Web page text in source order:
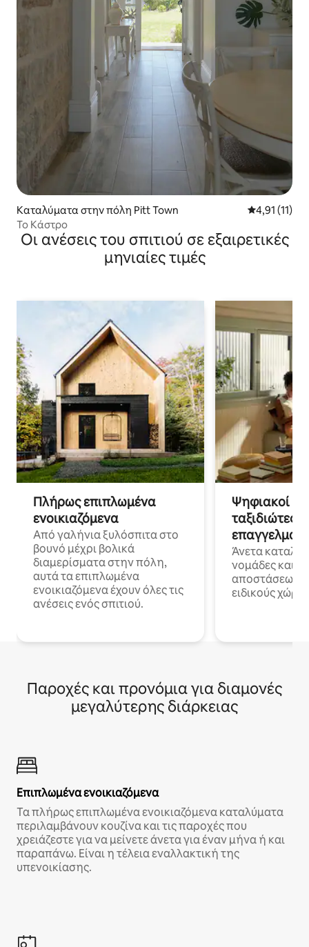
Καταλύματα στην πόλη Pitt Town Μέση
4,91 (11)
Το Κάστρο
Οι ανέσεις του σπιτιού σε εξαιρετικές
μηνιαίες τιμές
Πλήρως επιπλωμένα
ενοικιαζόμενα
Από γαλήνια ξυλόσπιτα στο
βουνό μέχρι βολικά
διαμερίσματα στην πόλη,
αυτά τα επιπλωμένα
ενοικιαζόμενα έχουν όλες τις
ανέσεις ενός σπιτιού.
Ψηφιακοί
ταξιδιώτες
Άνετα
νομάδες και
αποστάσεως
ειδικούς
Παροχές και προνόμια για διαμονές
μεγαλύτερης διάρκειας
Επιπλωμένα ενοικιαζόμενα
Τα πλήρως επιπλωμένα ενοικιαζόμενα καταλύματα
περιλαμβάνουν κουζίνα και τις παροχές που
χρειάζεστε για να μείνετε άνετα για έναν μήνα ή και
παραπάνω. Είναι η τέλεια εναλλακτική της
υπενοικίασης.